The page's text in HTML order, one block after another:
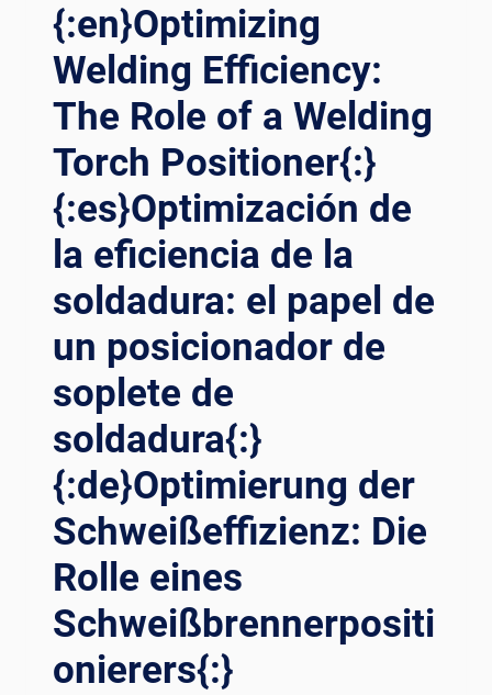
{:en}Optimizing
Welding Efficiency:
The Role of a Welding
Torch Positioner{:}
{:es}Optimización de
la eficiencia de la
soldadura: el papel de
un posicionador de
soplete de
soldadura{:}
{:de}Optimierung der
Schweißeffizienz: Die
Rolle eines
Schweißbrennerpositi
onierers{:}